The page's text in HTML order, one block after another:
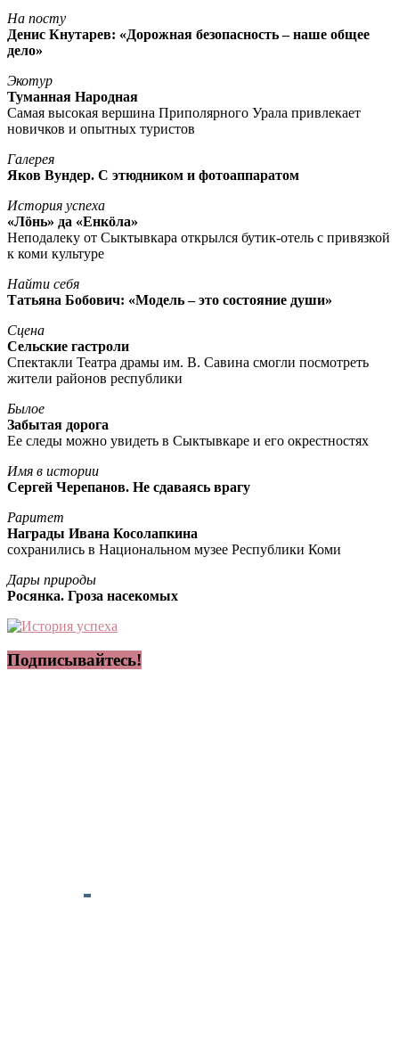
На посту
Денис Кнутарев: «Дорожная безопасность – наше общее
дело»
Экотур
Туманная Народная
Самая высокая вершина Приполярного Урала привлекает
новичков и опытных туристов
Галерея
Яков Вундер. С этюдником и фотоаппаратом
История успеха
«Лöнь» да «Енкöла»
Неподалеку от Сыктывкара открылся бутик-отель с привязкой
к коми культуре
Найти себя
Татьяна Бобович: «Модель – это состояние души»
Сцена
Сельские гастроли
Спектакли Театра драмы им. В. Савина смогли посмотреть
жители районов республики
Былое
Забытая дорога
Ее следы можно увидеть в Сыктывкаре и его окрестностях
Имя в истории
Сергей Черепанов. Не сдаваясь врагу
Раритет
Награды Ивана Косолапкина
сохранились в Национальном музее Республики Коми
Дары природы
Росянка. Гроза насекомых
Подписывайтесь!